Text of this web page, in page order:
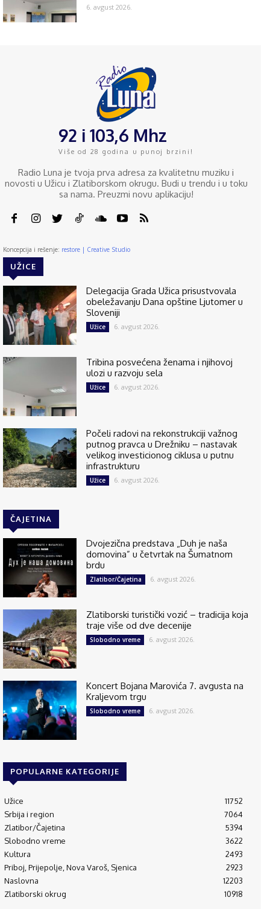
6. avgust 2026.
92 i 103,6 Mhz
Više od 28 godina u punoj brzini!
Radio Luna je tvoja prva adresa za kvalitetnu muziku i
novosti u Užicu i Zlatiborskom okrugu. Budi u trendu i u toku
sa nama. Preuzmi novu aplikaciju!
Koncepcija i rešenje: restore | Creative Studio
UŽICE
Delegacija Grada Užica prisustvovala
obeležavanju Dana opštine Ljutomer u
Sloveniji
Užice 6. avgust 2026.
Tribina posvećena ženama i njihovoj
ulozi u razvoju sela
Užice 6. avgust 2026.
Počeli radovi na rekonstrukciji važnog
putnog pravca u Drežniku – nastavak
velikog investicionog ciklusa u putnu
infrastrukturu
Užice 6. avgust 2026.
ČAJETINA
Dvojezična predstava „Duh je naša
domovina” u četvrtak na Šumatnom
brdu
Zlatibor/Čajetina 6. avgust 2026.
Zlatiborski turistički vozić – tradicija koja
traje više od dve decenije
Slobodno vreme 6. avgust 2026.
Koncert Bojana Marovića 7. avgusta na
Kraljevom trgu
Slobodno vreme 6. avgust 2026.
POPULARNE KATEGORIJE
Užice
11752
Srbija i region
7064
Zlatibor/Čajetina
5394
Slobodno vreme
3622
Kultura
2493
Priboj, Prijepolje, Nova Varoš, Sjenica
2923
Naslovna
12203
Zlatiborski okrug
10918